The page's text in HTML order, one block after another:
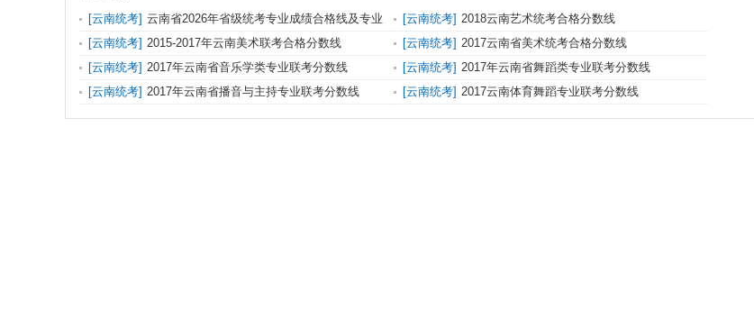
[云南统考] 云南省2026年省级统考专业成绩合格线及专业
成绩查询
[云南统考] 2018云南艺术统考合格分数线
[云南统考] 2015-2017年云南美术联考合格分数线 [云南统考] 2017云南省美术统考合格分数线
[云南统考] 2017年云南省音乐学类专业联考分数线 [云南统考] 2017年云南省舞蹈类专业联考分数线
[云南统考] 2017年云南省播音与主持专业联考分数线 [云南统考] 2017云南体育舞蹈专业联考分数线